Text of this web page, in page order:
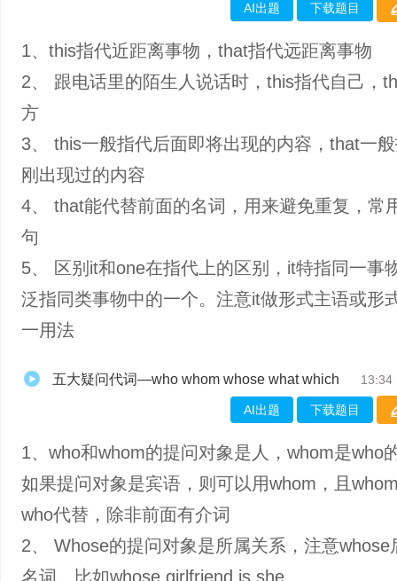
AI出题 下载题目
1、this指代近距离事物，that指代远距离事物
2、 跟电话里的陌生人说话时，this指代自己，
方
3、 this一般指代后面即将出现的内容，that一
刚出现过的内容
4、 that能代替前面的名词，用来避免重复，常
句
5、 区别it和one在指代上的区别，it特指同一事
泛指同类事物中的一个。注意it做形式主语或形
一用法
五大疑问代词—who whom whose what which 13:34
AI出题 下载题目
1、​who和whom的提问对象是人，whom是who
如果提问对象是宾语，则可以用whom，且
who代替，除非前面有介词
2、 Whose的提问对象是所属关系，注意whose
名词。比如whose girlfriend is she